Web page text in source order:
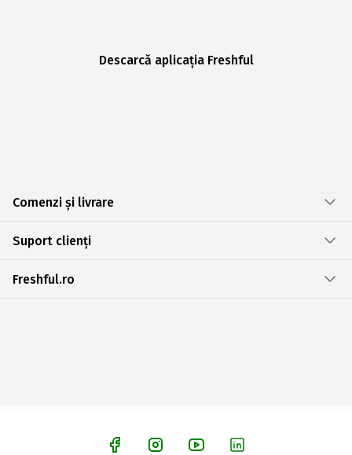
Descarcă aplicația Freshful
Comenzi și livrare
Suport clienți
Freshful.ro